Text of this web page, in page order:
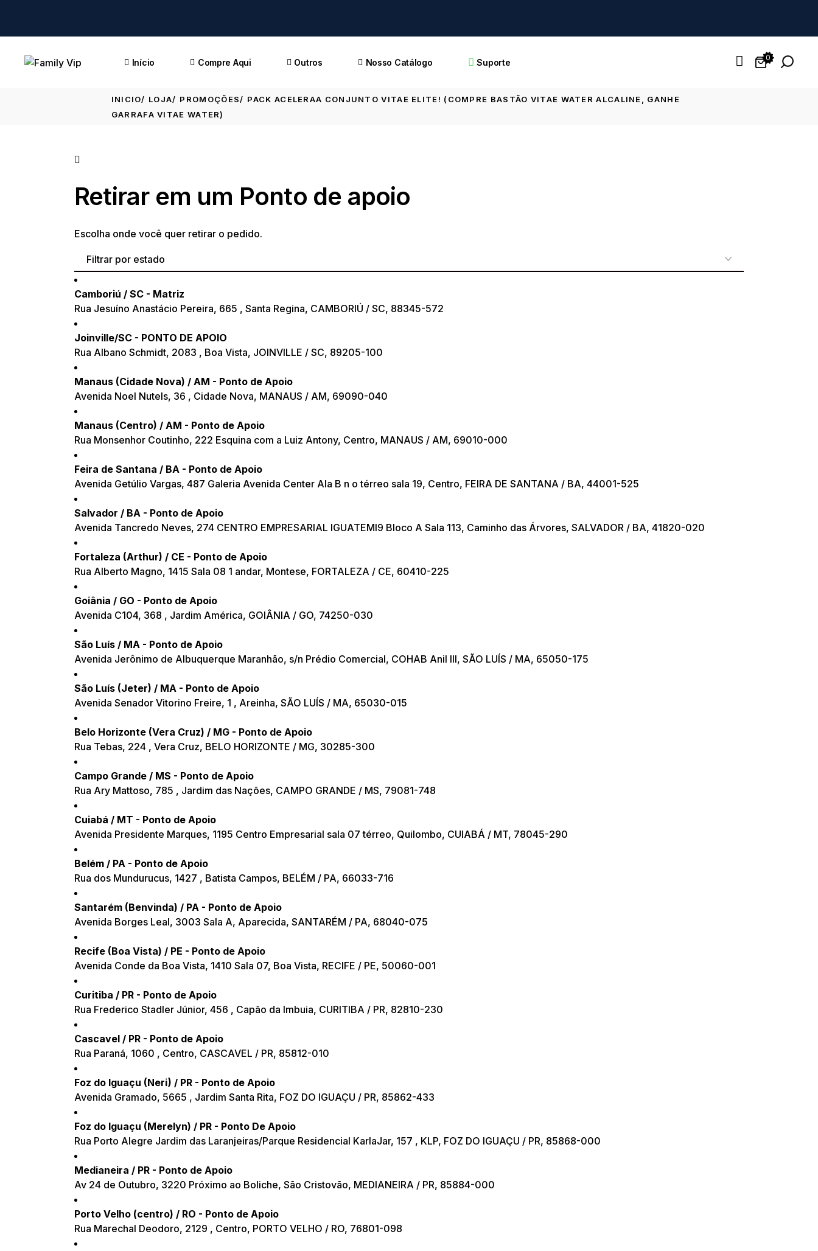
Início Compre Aqui Outros
TERMOS E CONDIÇÕES
Nosso Catálogo Suporte 0
POLÍTICA DE
TERMOS E CONDIÇÕES
INICIO LOJA PROMOÇÕES
PACK ACELERAA CONJUNTO VITAE ELITE! (COMPRE BASTÃO VITAE WATER ALCALINE, GANHE
GARRAFA VITAE WATER)
Retirar em um Ponto de apoio
Escolha onde você quer retirar o pedido.
Camboriú / SC - Matriz
Rua Jesuíno Anastácio Pereira, 665 , Santa Regina, CAMBORIÚ / SC, 88345-572
Joinville/SC - PONTO DE APOIO
Rua Albano Schmidt, 2083 , Boa Vista, JOINVILLE / SC, 89205-100
Manaus (Cidade Nova) / AM - Ponto de Apoio
Avenida Noel Nutels, 36 , Cidade Nova, MANAUS / AM, 69090-040
Manaus (Centro) / AM - Ponto de Apoio
Rua Monsenhor Coutinho, 222 Esquina com a Luiz Antony, Centro, MANAUS / AM, 69010-000
Feira de Santana / BA - Ponto de Apoio
Avenida Getúlio Vargas, 487 Galeria Avenida Center Ala B n o térreo sala 19, Centro, FEIRA DE SANTANA / BA, 44001-525
Salvador / BA - Ponto de Apoio
Avenida Tancredo Neves, 274 CENTRO EMPRESARIAL IGUATEMI9 Bloco A Sala 113, Caminho das Árvores, SALVADOR / BA, 41820-020
Fortaleza (Arthur) / CE - Ponto de Apoio
Rua Alberto Magno, 1415 Sala 08 1 andar, Montese, FORTALEZA / CE, 60410-225
Goiânia / GO - Ponto de Apoio
Avenida C104, 368 , Jardim América, GOIÂNIA / GO, 74250-030
São Luís / MA - Ponto de Apoio
Avenida Jerônimo de Albuquerque Maranhão, s/n Prédio Comercial, COHAB Anil III, SÃO LUÍS / MA, 65050-175
São Luís (Jeter) / MA - Ponto de Apoio
Avenida Senador Vitorino Freire, 1 , Areinha, SÃO LUÍS / MA, 65030-015
Belo Horizonte (Vera Cruz) / MG - Ponto de Apoio
Rua Tebas, 224 , Vera Cruz, BELO HORIZONTE / MG, 30285-300
Campo Grande / MS - Ponto de Apoio
Rua Ary Mattoso, 785 , Jardim das Nações, CAMPO GRANDE / MS, 79081-748
Cuiabá / MT - Ponto de Apoio
Avenida Presidente Marques, 1195 Centro Empresarial sala 07 térreo, Quilombo, CUIABÁ / MT, 78045-290
Belém / PA - Ponto de Apoio
Rua dos Mundurucus, 1427 , Batista Campos, BELÉM / PA, 66033-716
Santarém (Benvinda) / PA - Ponto de Apoio
Avenida Borges Leal, 3003 Sala A, Aparecida, SANTARÉM / PA, 68040-075
Recife (Boa Vista) / PE - Ponto de Apoio
Avenida Conde da Boa Vista, 1410 Sala 07, Boa Vista, RECIFE / PE, 50060-001
Curitiba / PR - Ponto de Apoio
Rua Frederico Stadler Júnior, 456 , Capão da Imbuia, CURITIBA / PR, 82810-230
Cascavel / PR - Ponto de Apoio
Rua Paraná, 1060 , Centro, CASCAVEL / PR, 85812-010
Foz do Iguaçu (Neri) / PR - Ponto de Apoio
Avenida Gramado, 5665 , Jardim Santa Rita, FOZ DO IGUAÇU / PR, 85862-433
Foz do Iguaçu (Merelyn) / PR - Ponto De Apoio
Rua Porto Alegre Jardim das Laranjeiras/Parque Residencial KarlaJar, 157 , KLP, FOZ DO IGUAÇU / PR, 85868-000
Medianeira / PR - Ponto de Apoio
Av 24 de Outubro, 3220 Próximo ao Boliche, São Cristovão, MEDIANEIRA / PR, 85884-000
Porto Velho (centro) / RO - Ponto de Apoio
Rua Marechal Deodoro, 2129 , Centro, PORTO VELHO / RO, 76801-098